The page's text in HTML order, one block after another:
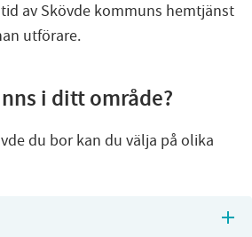
av Skövde kommuns hemtjänst
utförare.
i ditt område?
du bor kan du välja på olika